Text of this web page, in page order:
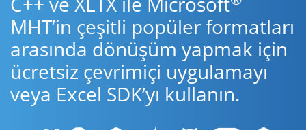
MHT’in çeşitli popüler formatları
arasında dönüşüm yapmak için
ücretsiz çevrimiçi uygulamayı
veya Excel SDK’yı kullanın.